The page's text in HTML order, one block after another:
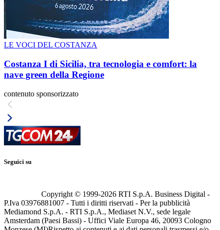
LE VOCI DEL COSTANZA
Costanza I di Sicilia, tra tecnologia e comfort: la
nave green della Regione
contenuto sponsorizzato
Seguici su
Copyright © 1999-2026 RTI S.p.A. Business Digital -
P.Iva 03976881007 - Tutti i diritti riservati - Per la pubblicità
Mediamond S.p.A. - RTI S.p.A., Mediaset N.V., sede legale
Amsterdam (Paesi Bassi) - Uffici Viale Europa 46, 20093 Cologno